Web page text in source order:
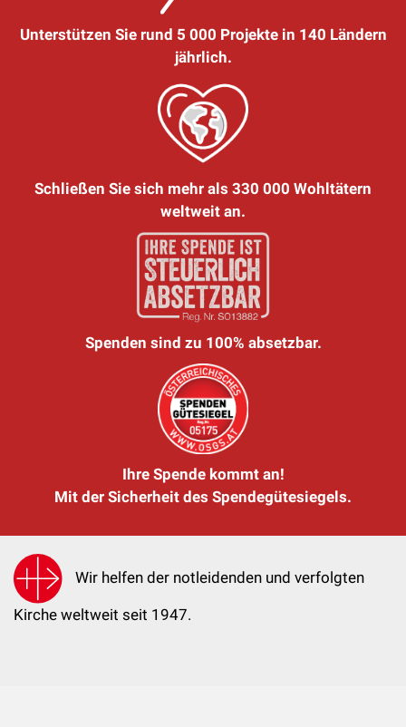
Unterstützen Sie rund 5 000 Projekte in 140 Ländern
jährlich.
Schließen Sie sich mehr als 330 000 Wohltätern
weltweit an.
Spenden sind zu 100% absetzbar.
Ihre Spende kommt an!
Mit der Sicherheit des Spendegütesiegels.
Wir helfen der notleidenden und verfolgten
Kirche weltweit seit 1947.